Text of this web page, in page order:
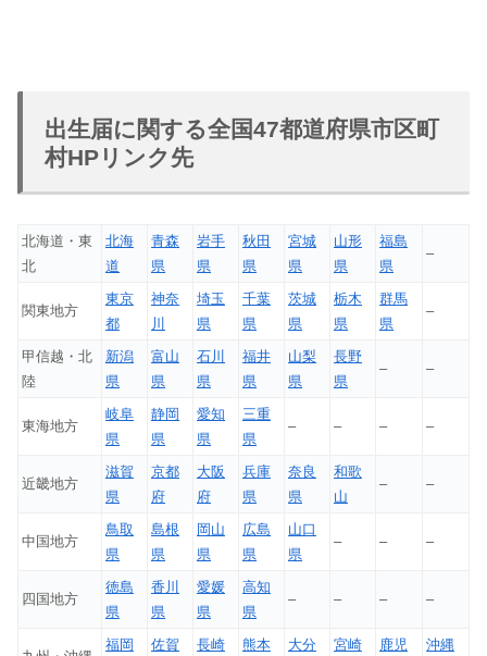
出生届に関する全国47都道府県市区町
村HPリンク先
北海道・東
北
北海
道
青森
県
岩手
県
秋田
県
宮城
県
山形
県
福島
県
–
関東地方
東京
都
神奈
川
埼玉
県
千葉
県
茨城
県
栃木
県
群馬
県
–
甲信越・北
陸
新潟
県
富山
県
石川
県
福井
県
山梨
県
長野
県
– –
東海地方
岐阜
県
静岡
県
愛知
県
三重
県
– – – –
近畿地方
滋賀
県
京都
府
大阪
府
兵庫
県
奈良
県
和歌
山
– –
中国地方
鳥取
県
島根
県
岡山
県
広島
県
山口
県
– – –
四国地方
徳島
県
香川
県
愛媛
県
高知
県
– – – –
福岡 佐賀 長崎 熊本 大分 宮崎 鹿児 沖縄